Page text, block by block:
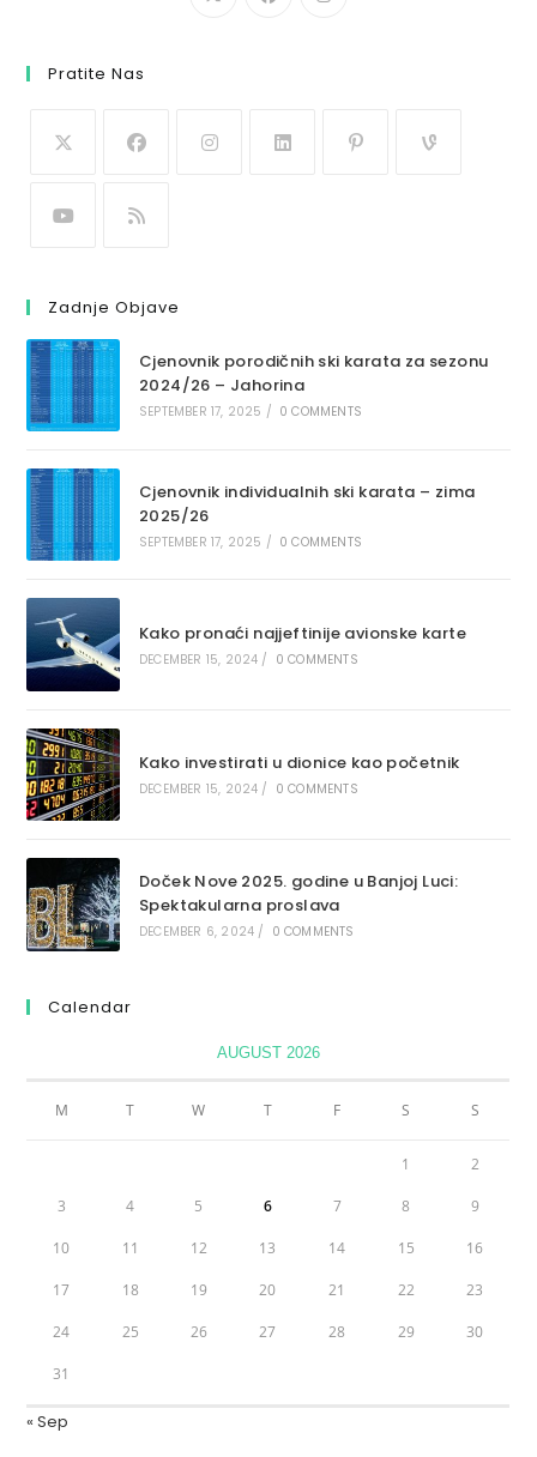
Pratite Nas
Zadnje Objave
Cjenovnik porodičnih ski karata za sezonu
2024/26 – Jahorina
SEPTEMBER 17, 2025 / 0 COMMENTS
Cjenovnik individualnih ski karata – zima
2025/26
SEPTEMBER 17, 2025 / 0 COMMENTS
Kako pronaći najjeftinije avionske karte
DECEMBER 15, 2024 / 0 COMMENTS
Kako investirati u dionice kao početnik
DECEMBER 15, 2024 / 0 COMMENTS
Doček Nove 2025. godine u Banjoj Luci:
Spektakularna proslava
DECEMBER 6, 2024 / 0 COMMENTS
Calendar
AUGUST 2026
M T W T F S S
1 2
3 4 5 6 7 8 9
10 11 12 13 14 15 16
17 18 19 20 21 22 23
24 25 26 27 28 29 30
31
« Sep